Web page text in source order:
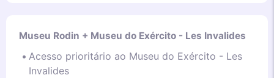
Museu Rodin + Museu do Exército - Les Invalides
Acesso prioritário ao Museu do Exército - Les
Invalides